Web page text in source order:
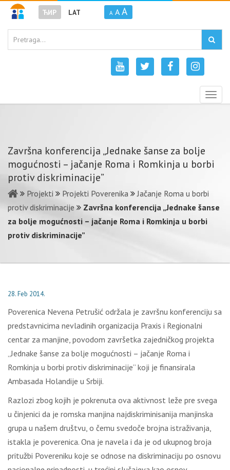
ЋИР LAT A A A
Završna konferencija „Jednake šanse za bolje
mogućnosti – jačanje Roma i Romkinja u borbi
protiv diskriminacije”
Projekti Projekti Poverenika
Jačanje Roma u borbi
protiv diskriminacije
Završna konferencija „Jednake šanse
za bolje mogućnosti – jačanje Roma i Romkinja u borbi
protiv diskriminacije”
28. Feb 2014.
Poverenica Nevena Petrušić održala je završnu konferenciju sa
predstavnicima nevladinih organizacija Praxis i Regionalni
centar za manjine, povodom završetka zajedničkog projekta
„Jednake šanse za bolje mogućnosti – jačanje Roma i
Romkinja u borbi protiv diskriminacije” koji je finansirala
Ambasada Holandije u Srbiji.
Razlozi zbog kojih je pokrenuta ova aktivnost leže pre svega
u činjenici da je romska manjina najdiskriminisanija manjinska
grupa u našem društvu, o čemu svedoče brojna istraživanja,
istakla je poverenica. Ona je navela i da je od ukupnog broja
pritužbi Povereniku koje se odnose na diskriminaciju po osnovu